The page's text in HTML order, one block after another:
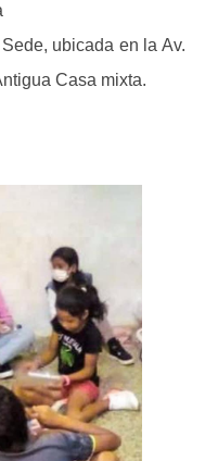
ubicada en la Av.
Casa mixta.